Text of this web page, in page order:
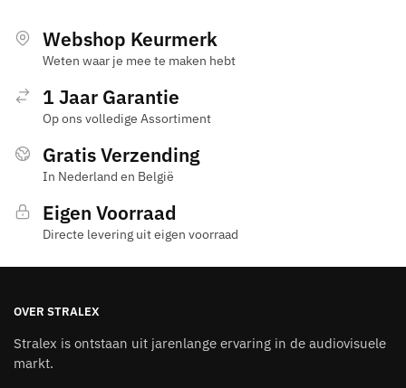
Webshop Keurmerk
Weten waar je mee te maken hebt
1 Jaar Garantie
Op ons volledige Assortiment
Gratis Verzending
In Nederland en België
Eigen Voorraad
Directe levering uit eigen voorraad
OVER STRALEX
Stralex is ontstaan uit jarenlange ervaring in de audiovisuele
markt.